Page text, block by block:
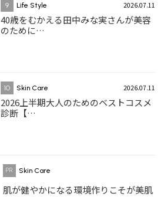
9 Life Style 2026.07.11
40歳をむかえる田中みな実さんが美容
のために…
10 Skin Care 2026.07.11
2026上半期大人のためのベストコスメ
診断【…
Skin Care
肌が健やかになる環境作りこそが美肌